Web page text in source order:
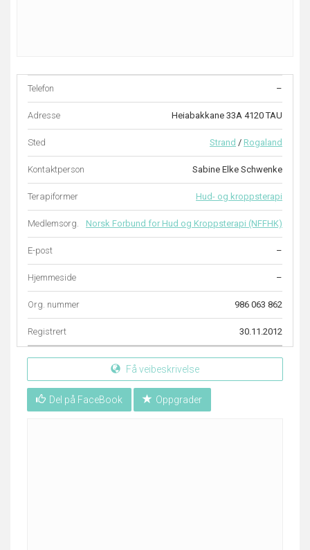
Telefon –
Adresse Heiabakkane 33A 4120 TAU
Sted Strand / Rogaland
Kontaktperson Sabine Elke Schwenke
Terapiformer Hud- og kroppsterapi
Medlemsorg. Norsk Forbund for Hud og Kroppsterapi (NFFHK)
E-post –
Hjemmeside –
Org. nummer 986 063 862
Registrert 30.11.2012
Få veibeskrivelse
Del på FaceBook Oppgrader